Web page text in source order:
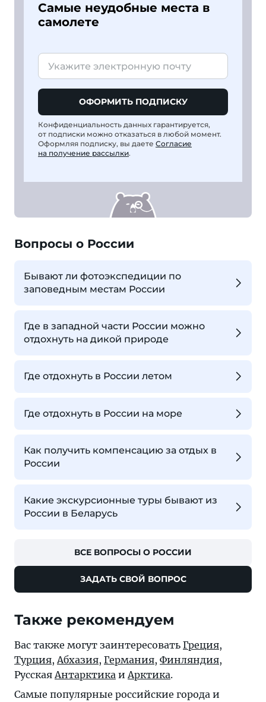
Самые неудобные места в
самолете
ОФОРМИТЬ ПОДПИСКУ
Конфиденциальность данных гарантируется,
от подписки можно отказаться в любой момент.
Оформляя подписку, вы даете Согласие
на получение рассылки.
Вопросы о России
Бывают ли фотоэкспедиции по
заповедным местам России
Где в западной части России можно
отдохнуть на дикой природе
Где отдохнуть в России летом
Где отдохнуть в России на море
Как получить компенсацию за отдых в
России
Какие экскурсионные туры бывают из
России в Беларусь
ВСЕ ВОПРОСЫ О РОССИИ
ЗАДАТЬ СВОЙ ВОПРОС
Также рекомендуем
Вас также могут заинтересовать Греция,
Турция, Абхазия, Германия, Финляндия,
Русская Антарктика и Арктика.
Самые популярные российские города и